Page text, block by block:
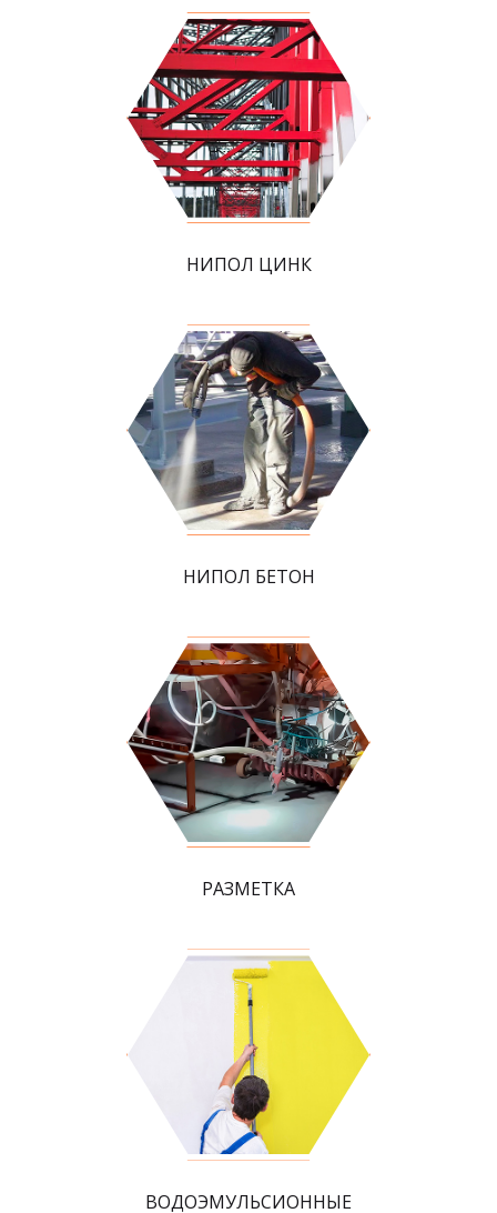
НИПОЛ ЦИНК
НИПОЛ БЕТОН
РАЗМЕТКА
ВОДОЭМУЛЬСИОННЫЕ